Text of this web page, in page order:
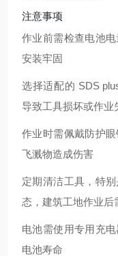
注意事项
作业前需检查电池
安装牢固
选择适配的 SDS
导致工具损坏或作业
作业时需佩戴防护
飞溅物造成伤害
定期清洁工具，特
态，建筑工地作业后
电池需使用专用充
电池寿命